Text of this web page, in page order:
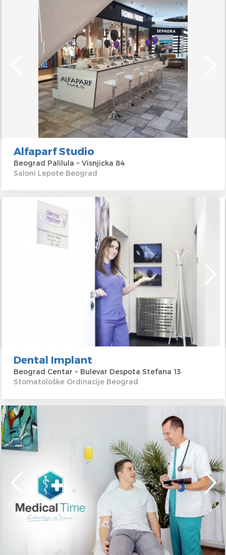
Alfaparf Studio
Beograd Palilula ~ Visnjicka 84
Saloni Lepote Beograd
Dental Implant
Beograd Centar ~ Bulevar Despota Stefana 13
Stomatološke Ordinacije Beograd